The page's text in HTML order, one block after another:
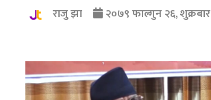
राजु झा
२०७९ फाल्गुन २६, शुक्रबार